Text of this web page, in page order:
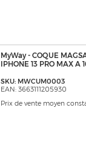
MyWay - COQUE
IPHONE 13 PRO MAX A
SKU: MWCUM0003
EAN: 3663111205930
Prix de vente moyen